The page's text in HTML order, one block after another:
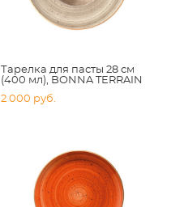
Тарелка для пасты 28 см
(400 мл), BONNA TERRAIN
2 000 pуб.